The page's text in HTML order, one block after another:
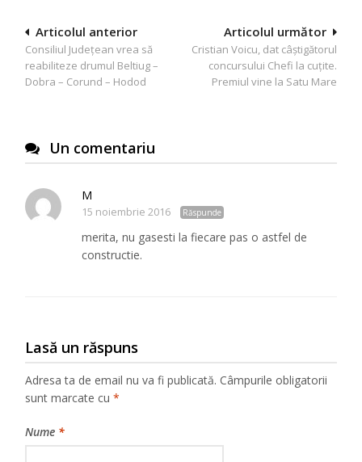
Navigare
în
articole
Articolul următor
Cristian Voicu, dat câștigătorul
concursului Chefi la cuțite.
Premiul vine la Satu Mare
Articolul anterior
Consiliul Judeţean vrea să
reabiliteze drumul Beltiug –
Dobra – Corund – Hodod
Un comentariu
M
15 noiembrie 2016 Răspunde
merita, nu gasesti la fiecare pas o astfel de
constructie.
Lasă un răspuns
Adresa ta de email nu va fi publicată. Câmpurile obligatorii
sunt marcate cu*
Nume *